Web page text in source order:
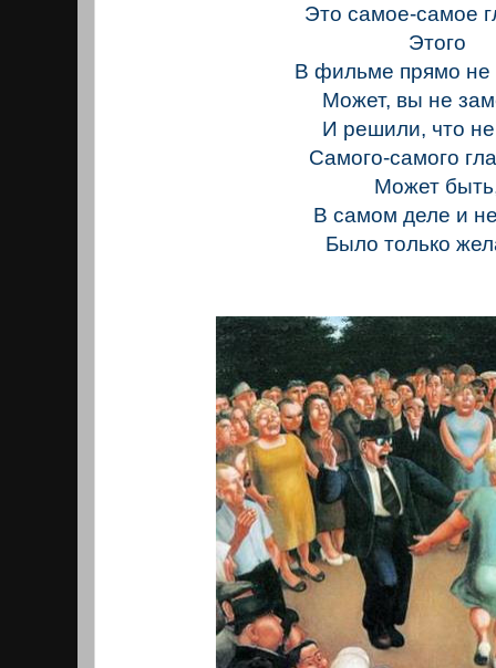
Это самое-самое
Этого
В фильме прямо не
Может, вы не
И решили, что
Самого-самого
Может
В самом деле и
Было только